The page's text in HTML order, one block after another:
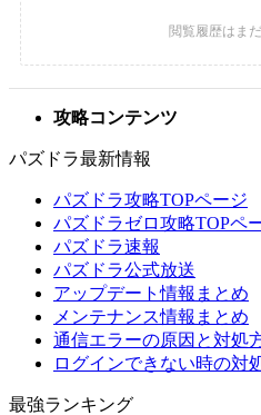
攻略コンテンツ
パズドラ最新情報
パズドラ攻略TOPページ
パズドラゼロ攻略TOPペ
パズドラ速報
パズドラ公式放送
アップデート情報まとめ
メンテナンス情報まとめ
通信エラーの原因と対処
ログインできない時の対
最強ランキング